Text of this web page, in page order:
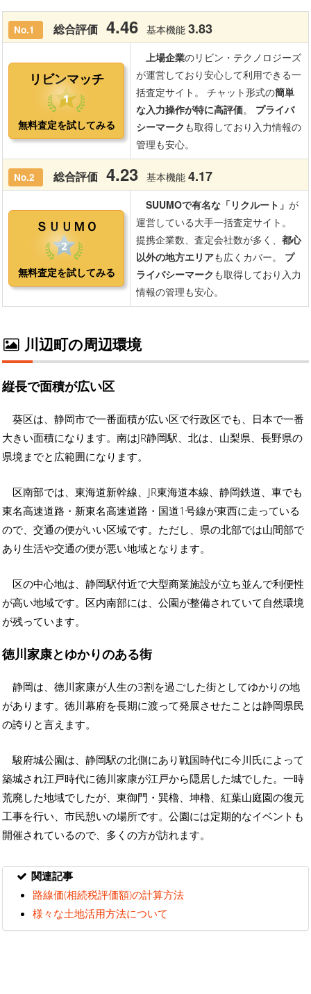
川辺町の周辺環境
縦長で面積が広い区
葵区は、静岡市で一番面積が広い区で行政区でも、日本で一番
大きい面積になります。南はJR静岡駅、北は、山梨県、長野県の
県境までと広範囲になります。
区南部では、東海道新幹線、JR東海道本線、静岡鉄道、車でも
東名高速道路・新東名高速道路・国道1号線が東西に走っている
ので、交通の便がいい区域です。ただし、県の北部では山間部で
あり生活や交通の便が悪い地域となります。
区の中心地は、静岡駅付近で大型商業施設が立ち並んで利便性
が高い地域です。区内南部には、公園が整備されていて自然環境
が残っています。
徳川家康とゆかりのある街
静岡は、徳川家康が人生の3割を過ごした街としてゆかりの地
があります。徳川幕府を長期に渡って発展させたことは静岡県民
の誇りと言えます。
駿府城公園は、静岡駅の北側にあり戦国時代に今川氏によって
築城され江戸時代に徳川家康が江戸から隠居した城でした。一時
荒廃した地域でしたが、東御門・巽櫓、坤櫓、紅葉山庭園の復元
工事を行い、市民憩いの場所です。公園には定期的なイベントも
開催されているので、多くの方が訪れます。
関連記事
路線価(相続税評価額)の計算方法
様々な土地活用方法について